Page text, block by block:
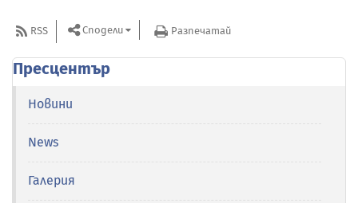
RSS Сподели Разпечатай
Пресцентър
Новини
News
Галерия